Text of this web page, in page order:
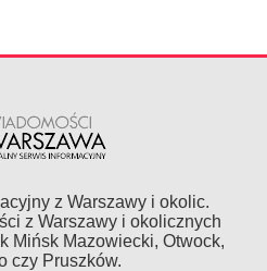
z Warszawy i okolic.
z Warszawy i okolicznych
Mińsk Mazowiecki, Otwock,
czy Pruszków.